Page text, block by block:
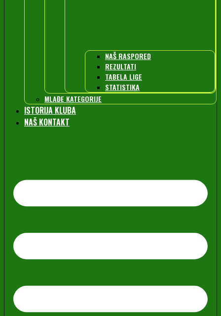
NAŠ RASPORED
REZULTATI
TABELA LIGE
STATISTIKA
MLAĐE KATEGORIJE
ISTORIJA KLUBA
NAŠ KONTAKT